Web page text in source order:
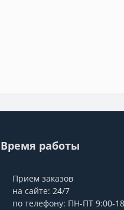
Время работы
Прием заказов
на сайте: 24/7
по телефону: ПН-ПТ 9:00-